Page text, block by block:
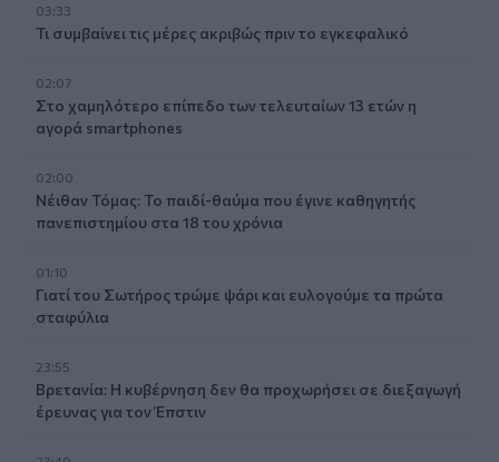
03:33
Τι συμβαίνει τις μέρες ακριβώς πριν το εγκεφαλικό
02:07
Στο χαμηλότερο επίπεδο των τελευταίων 13 ετών η
αγορά smartphones
02:00
Νέιθαν Τόμας: Το παιδί-θαύμα που έγινε καθηγητής
πανεπιστημίου στα 18 του χρόνια
01:10
Γιατί του Σωτήρος τρώμε ψάρι και ευλογούμε τα πρώτα
σταφύλια
23:55
Βρετανία: Η κυβέρνηση δεν θα προχωρήσει σε διεξαγωγή
έρευνας για τον Έπστιν